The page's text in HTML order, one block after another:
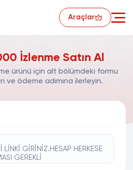
Araçlar
İzlenme Satın Al
ürünü için alt bölümdeki formu
ve ödeme adımına ilerleyin.
LİNKİ GİRİNİZ.HESAP HERKESE
GEREKLİ